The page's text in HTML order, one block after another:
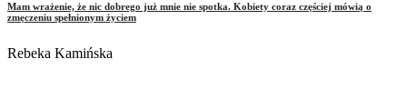
Mam wrażenie, że nic dobrego już mnie nie spotka. Kobiety coraz częściej mówią o
zmęczeniu spełnionym życiem
Rebeka Kamińska